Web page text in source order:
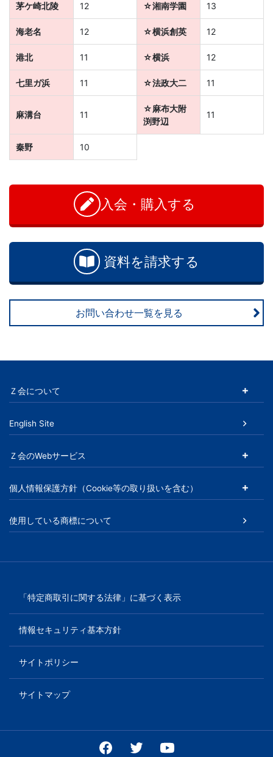
茅ケ崎北陵 12 ☆湘南学園 13
海老名 12 ☆横浜創英 12
港北 11 ☆横浜 12
七里ガ浜 11 ☆法政大二 11
麻溝台 11
☆麻布大附
渕野辺
11
秦野 10
入会・購入する
資料を請求する
お問い合わせ一覧を見る
Ｚ会について
English Site
Ｚ会のWebサービス
個人情報保護方針（Cookie等の取り扱いを含む）
使用している商標について
「特定商取引に関する法律」に基づく表示
情報セキュリティ基本方針
サイトポリシー
サイトマップ